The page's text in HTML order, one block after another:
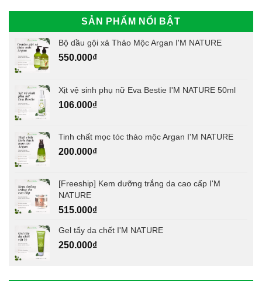
SẢN PHẨM NỔI BẬT
Bộ dầu gội xả Thảo Mộc Argan I'M NATURE
550.000₫
Xịt vệ sinh phụ nữ Eva Bestie I'M NATURE 50ml
106.000₫
Tinh chất mọc tóc thảo mộc Argan I'M NATURE
200.000₫
[Freeship] Kem dưỡng trắng da cao cấp I'M
NATURE
515.000₫
Gel tẩy da chết I'M NATURE
250.000₫